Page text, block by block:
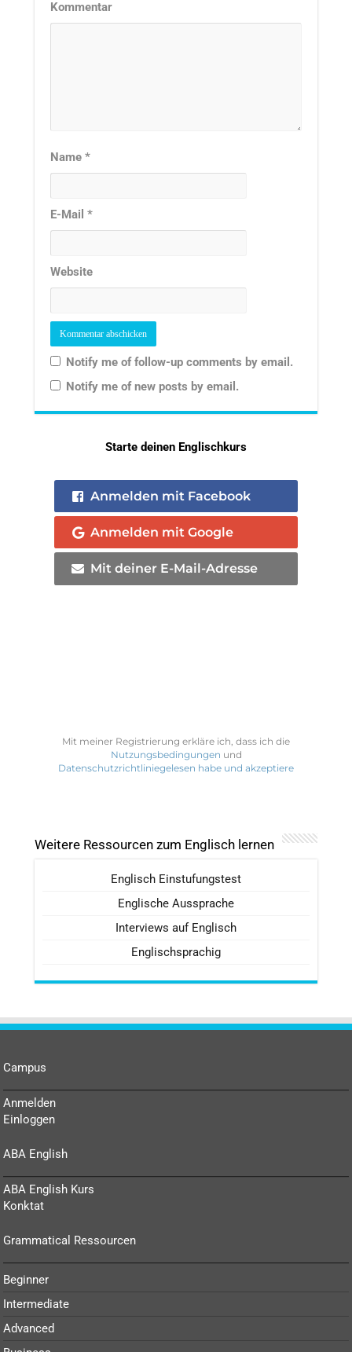
Kommentar
Name *
E-Mail *
Website
Notify me of follow-up comments by email.
Notify me of new posts by email.
Starte deinen Englischkurs
Anmelden mit Facebook
Anmelden mit Google
Mit deiner E-Mail-Adresse
Mit meiner Registrierung erkläre ich, dass ich die
Nutzungsbedingungen und
Datenschutzrichtliniegelesen habe und akzeptiere
Weitere Ressourcen zum Englisch lernen
Englisch Einstufungstest
Englische Aussprache
Interviews auf Englisch
Englischsprachig
Campus
Anmelden
Einloggen
ABA English
ABA English Kurs
Konktat
Grammatical Ressourcen
Beginner
Intermediate
Advanced